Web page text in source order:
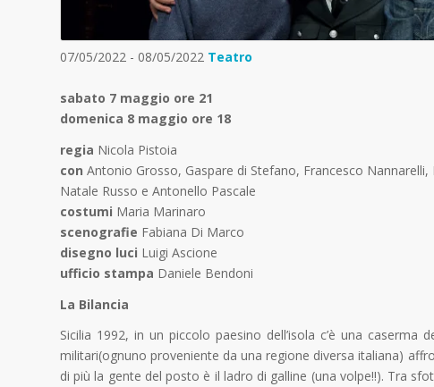
07/05/2022 - 08/05/2022 Teatro
sabato 7 maggio ore 21
domenica 8 maggio ore 18
regia Nicola Pistoia
con Antonio Grosso, Gaspare di Stefano, Francesco
Natale Russo e Antonello Pascale
costumi Maria Marinaro
scenografie Fabiana Di Marco
disegno luci Luigi Ascione
ufficio stampa Daniele Bendoni
La Bilancia
Sicilia 1992, in un piccolo paesino dell’isola c’è una
militari(ognuno proveniente da una regione diversa italiana)
di più la gente del posto è il ladro di galline (una volpe!!). Tra